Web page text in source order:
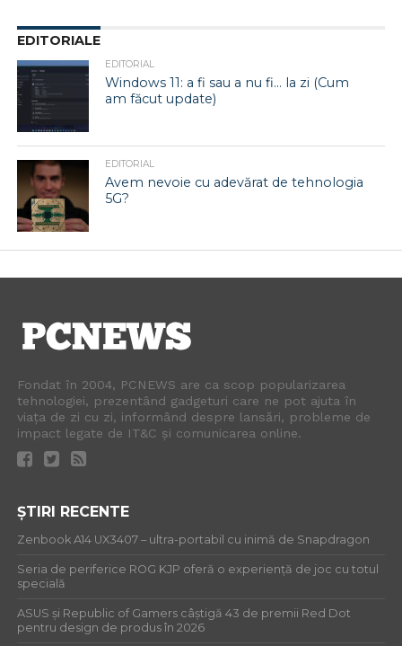
EDITORIALE
EDITORIAL
Windows 11: a fi sau a nu fi… la zi (Cum
am făcut update)
EDITORIAL
Avem nevoie cu adevărat de tehnologia
5G?
Fondat în 2004, PCNEWS are ca scop popularizarea
tehnologiei, prezentând gadgeturi care ne pot ajuta în
viața de zi cu zi, informând despre lansări, probleme de
impact legate de IT&C și comunicarea online.
ȘTIRI RECENTE
Zenbook A14 UX3407 – ultra-portabil cu inimă de Snapdragon
Seria de periferice ROG KJP oferă o experiență de joc cu totul
specială
ASUS și Republic of Gamers câștigă 43 de premii Red Dot
pentru design de produs în 2026